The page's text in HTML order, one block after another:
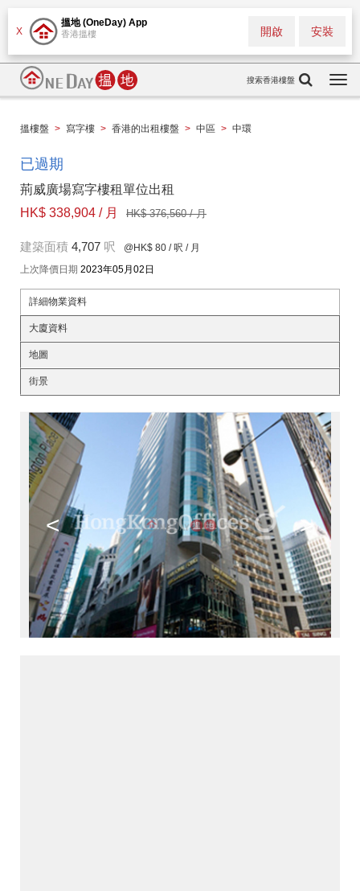
X
搵地 (OneDay) App
香港搵樓 安裝
開啟
搜索香港樓盤
搵樓盤 > 寫字樓 > 香港的出租樓盤 > 中區 > 中環
已過期
荊威廣場寫字樓租單位出租
HK$ 338,904 / 月
HK$ 376,560 / 月
建築面積 4,707 呎 @HK$ 80 / 呎 / 月
上次降價日期 2023年05月02日
詳細物業資料
大廈資料
地圖
街景
< >